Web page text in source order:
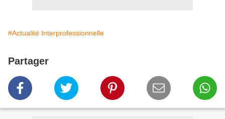
#Actualité Interprofessionnelle
Partager